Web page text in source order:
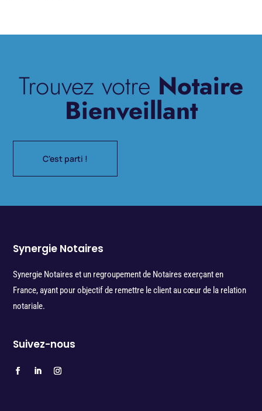
Trouvez votre Notaire
Bienveillant
C'est parti !
Synergie Notaires
Synergie Notaires et un regroupement de Notaires exerçant en
France, ayant pour objectif de remettre le client au cœur de la relation
notariale.
Suivez-nous